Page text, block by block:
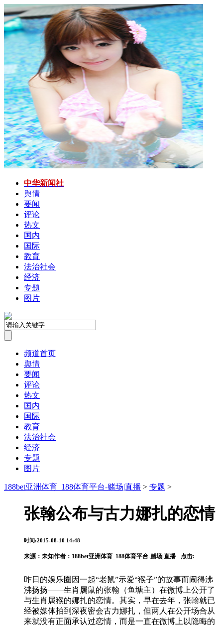
中华新闻社
舆情
要闻
评论
热文
国内
国际
教育
法治社会
经济
专题
图片
频道首页
舆情
要闻
评论
热文
国内
国际
教育
法治社会
经济
专题
图片
188bet亚洲体育_188体育平台-赌场|直播 > 专题 >
张翰公布与古力娜扎的恋情
时间:2015-08-10 14:48
来源： 未知作者：188bet亚洲体育_188体育平台-赌场|直播 点击:
昨日的娱乐圈因一起“老鼠”示爱“猴子”的故事而闹得沸
沸扬扬——生肖属鼠的张翰（鱼塘主）在微博上公开了
与生肖属猴的娜扎的恋情。其实，早在去年，张翰就已
经被媒体拍到深夜密会古力娜扎，但两人在公开场合从
来就没有正面承认过恋情，而是一直在微博上以隐晦的